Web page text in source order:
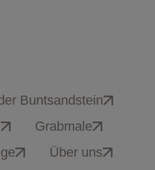
Buntsandstein
Grabmale
Über uns